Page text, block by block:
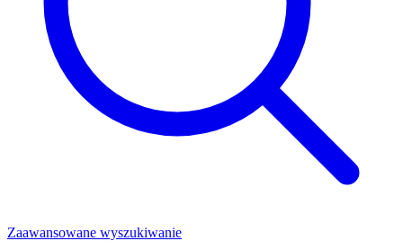
Zaawansowane wyszukiwanie